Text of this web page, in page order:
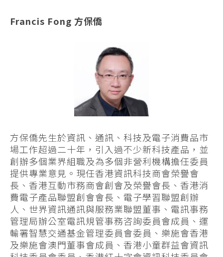
Francis Fong 方保僑
方保僑先生於資訊、通訊、科技及電子消費品市
場工作超過二十年，引入過不少新科技產品，並
創辦多個業界組職及為多個非營利機構擔任委員
提供專業意見。現任香港資訊科技商會榮譽會
長、香港互動市務商會創會及榮譽會長、香港消
費電子產品聯盟創會會長、電子學習聯盟創辦
人、世界資訊通訊與服務業聯盟董事、電訊事務
管理局辦公室電訊規管事務咨詢委員會成員、運
輸署智慧交通基金管理委員會委員、樂施會香港
及樂施會澳門董事會成員、香港小童群益會資訊